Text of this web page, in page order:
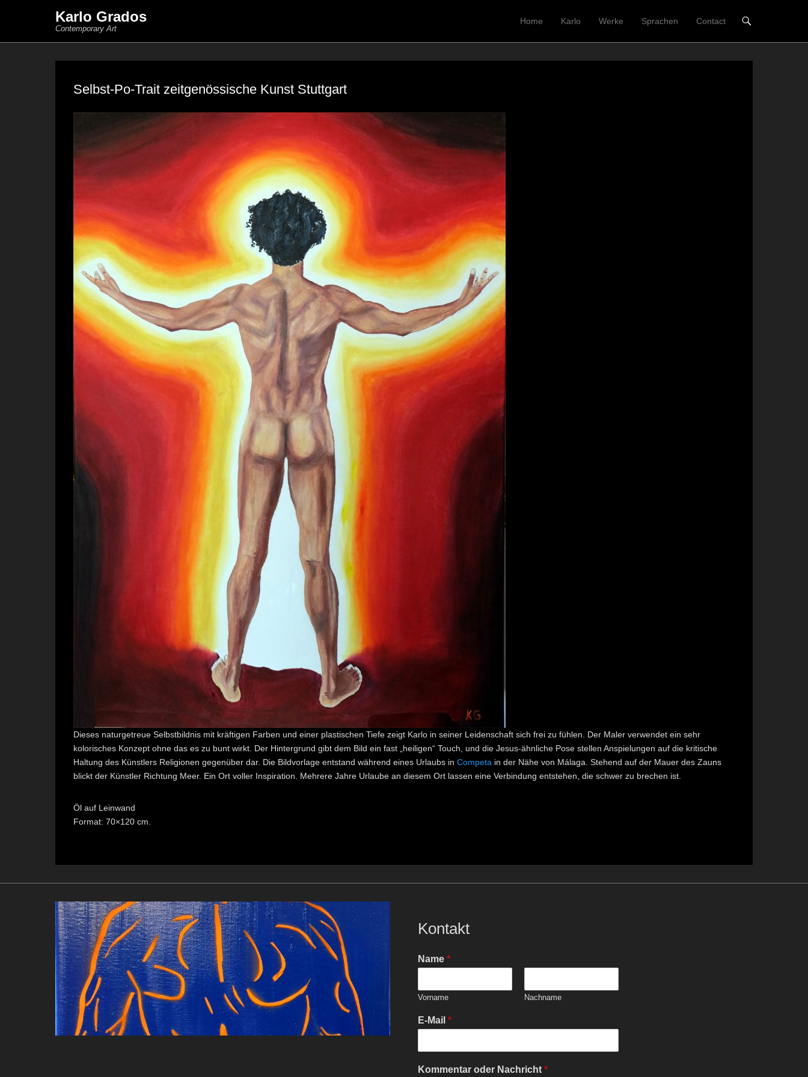
Karlo Grados
Contemporary Art
Primärmenü
Zum Inhalt springen
Home Karlo Werke Sprachen Contact
Selbst-Po-Trait zeitgenössische Kunst Stuttgart
Dieses naturgetreue Selbstbildnis mit kräftigen Farben und einer plastischen Tiefe zeigt Karlo in seiner Leidenschaft sich frei zu fühlen. Der Maler verwendet ein sehr
kolorisches Konzept ohne das es zu bunt wirkt. Der Hintergrund gibt dem Bild ein fast „heiligen“ Touch, und die Jesus-ähnliche Pose stellen Anspielungen auf die kritische
Haltung des Künstlers Religionen gegenüber dar. Die Bildvorlage entstand während eines Urlaubs in Competa in der Nähe von Málaga. Stehend auf der Mauer des Zauns
blickt der Künstler Richtung Meer. Ein Ort voller Inspiration. Mehrere Jahre Urlaube an diesem Ort lassen eine Verbindung entstehen, die schwer zu brechen ist.
Öl auf Leinwand
Format: 70×120 cm.
Kontakt
Name*
Vorname Nachname
E-Mail*
Kommentar oder Nachricht*